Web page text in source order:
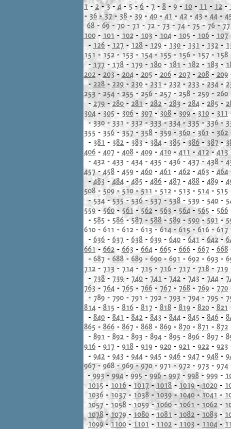
1- 2-3- 4 - 5-6 - 7 - 8 - 9 - 10 - 11 - 12 -
- 36-37- 38- 39- 40- 41 - 42- 43-44-
68- 69- 70- 71 - 72- 73- 74- 75- 76-77
100- 101 - 102- 103- 104- 105- 106- 107
- 126 - 127 - 128 - 129 - 130 -131 - 132 -
151 - 152- 153 - 154- 155 - 156- 157 - 158
- 177 - 178 - 179 - 180 - 181 - 182 - 183 -
202- 203-204- 205 - 206- 207 - 208- 209
- 228-229- 230- 231 - 232 - 233 -234 -
253 - 254-255 - 256-257 - 258- 259- 260
-279 -280 - 281 - 282-283- 284 - 285-
304- 305 - 306- 307-308-309-310- 311
- 330 - 331 -332- 333-334- 335-336-
355 - 356-357 -358-359-360- 361- 362
- 381 - 382 - 383- 384-385-386-387 -
406- 407 - 408- 409- 410-411 - 412-413
- 432 - 433 - 434 - 435 - 436 - 437 -438 -
457- 458- 459- 460- 461 - 462- 463 -464
-483- 484 - 485 - 486 - 487 - 488 - 489 -
508- 509-510-511 - 512- 513 - 514- 515
-534-535- 536-537 -538 - 539 - 540 -
559-560- 561 -562- 563- 564-565 - 566
- 585 - 586-587 - 588-589- 590-591 -
610- 611 - 612- 613-614- 615-616- 617
- 636 - 637 - 638 - 639 - 640 -641 - 642-
661 - 662- 663 - 664- 665 - 666- 667 - 668
- 687 - 688 - 689 - 690 - 691 - 692 - 693 -
712- 713 - 714- 715 - 716- 717 - 718- 719
- 738 - 739 - 740 - 741 - 742 - 743 - 744 -
763 - 764- 765 - 766- 767 - 768- 769- 770
- 789 - 790 - 791 - 792 - 793 - 794 - 795 -
814- 815 - 816- 817 - 818- 819- 820- 821
- 840 - 841 - 842 - 843 - 844 - 845 - 846 -
865 - 866- 867 - 868- 869- 870- 871 - 872
- 891 - 892 - 893 - 894 - 895 - 896 - 897 -
916- 917 - 918- 919- 920- 921 - 922- 923
- 942 - 943 - 944 - 945 - 946 - 947 - 948 -
967- 968-969-970- 971-972- 973 - 974
- 993- 994- 995-996-997 - 998- 999-
1015- 1016 - 1017 -1018 - 1019 -1020 -
1036 - 1037 - 1038 - 1039-1040 -1041 -
1057 - 1058 - 1059-1060-1061 - 1062 -
1078 -1079 - 1080 - 1081 - 1082 -1083-
1099-1100 -1101 - 1102 - 1103 - 1104 -